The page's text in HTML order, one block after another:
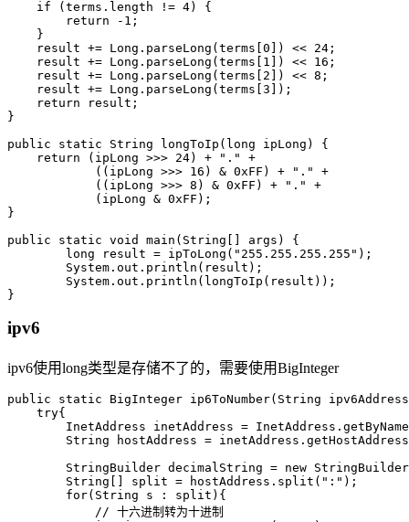
if (terms.length != 4) {
return - 1 ;
    }
    result += Long.parseLong(terms[
0 ]) << 24 ;
    result += Long.parseLong(terms[
1 ]) << 16 ;
    result += Long.parseLong(terms[
2 ]) << 8 ;
    result += Long.parseLong(terms[
3 ]);
return result;
}
public
static String longToIp ( long ipLong)
{
return (ipLong >>> 24) + "."
+
            ((ipLong >>>
16 ) & 0xFF ) + "."
+
            ((ipLong >>>
8 ) & 0xFF ) + "."
+
            (ipLong &
0xFF );
}
public
static void main (String[] args)
{
long
result = ipToLong( "255.255.255.255" );
        System.out.println(result);
        System.out.println(longToIp(result));
}
ipv6
ipv6使用long类型是存储不了的，需要使用BigInteger
public static BigInteger ip6ToNumber(String
try{
InetAddress
inetAddress =
String
hostAddress =
StringBuilder decimalString = new StringBuilder
        String[] split = hostAddress.split(
":" );
for(String s : split){
// 十六进制转为十进制